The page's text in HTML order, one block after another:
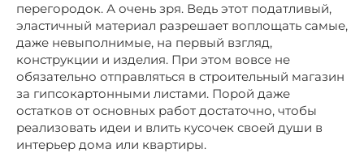
перегородок. А очень зря. Ведь этот податливый,
эластичный материал разрешает воплощать самые,
даже невыполнимые, на первый взгляд,
конструкции и изделия. При этом вовсе не
обязательно отправляться в строительный магазин
за гипсокартонными листами. Порой даже
остатков от основных работ достаточно, чтобы
реализовать идеи и влить кусочек своей души в
интерьер дома или квартиры.